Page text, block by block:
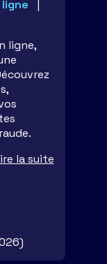
ligne,
la suite